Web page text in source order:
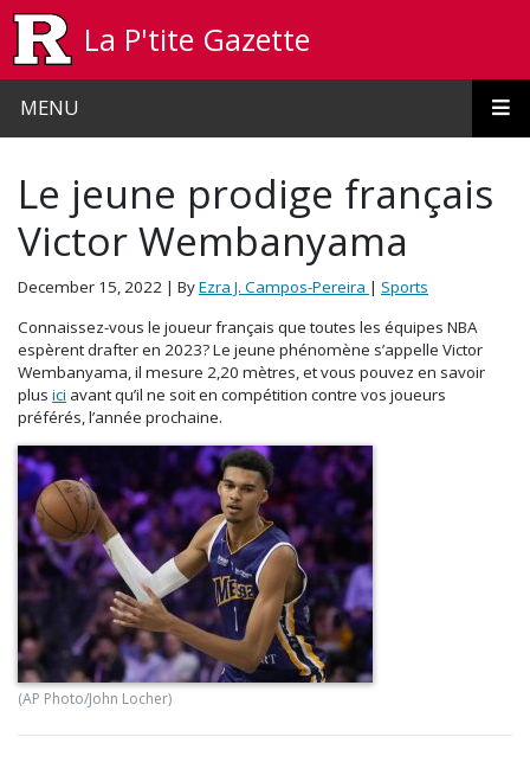
La P'tite Gazette
MENU
Le jeune prodige français
Victor Wembanyama
December 15, 2022 | ByEzra J. Campos-Pereira | Sports
Connaissez-vous le joueur français que toutes les équipes NBA
espèrent drafter en 2023? Le jeune phénomène s’appelle Victor
Wembanyama, il mesure 2,20 mètres, et vous pouvez en savoir
plus ici avant qu’il ne soit en compétition contre vos joueurs
préférés, l’année prochaine.
(AP Photo/John Locher)